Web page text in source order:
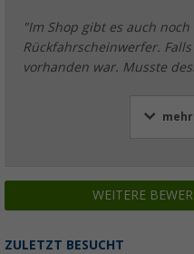
"Im Shop gibt es auch
Rückfahrscheinwerfer.
vorhanden war. Musste
WEITERE
ZULETZT BESUCHT